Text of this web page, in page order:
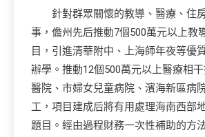
針對群眾關懷的教導、醫療、住
事，儋州先后推動7個500萬元以上教
目，引進清華附中、上海師年夜等優
辦學。推動12個500萬元以上醫療相
醫院、市婦女兒童病院、濱海新區病
工，項目建成后將有用處理海南西部
題目。經由過程財務一次性補助的方